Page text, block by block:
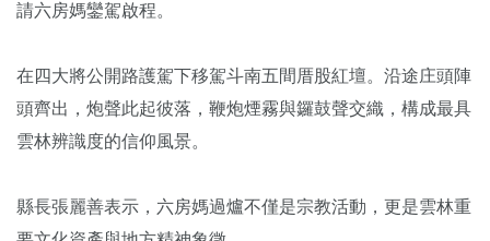
請六房媽鑾駕啟程。
在四大將公開路護駕下移駕斗南五間厝股紅壇。沿途庄頭陣
頭齊出，炮聲此起彼落，鞭炮煙霧與鑼鼓聲交織，構成最具
雲林辨識度的信仰風景。
縣長張麗善表示，六房媽過爐不僅是宗教活動，更是雲林重